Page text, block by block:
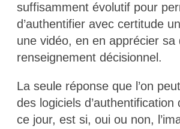
suffisamment évolutif pour
d’authentifier avec certitude
une vidéo, en en apprécier sa
renseignement décisionnel.
La seule réponse que l’on
des logiciels d’authentification
ce jour, est si, oui ou non,